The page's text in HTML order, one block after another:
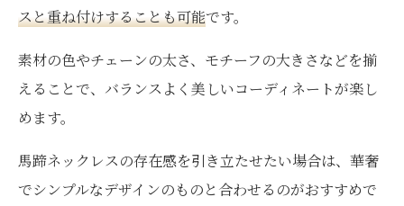
スと重ね付けすることも可能です。
素材の色やチェーンの太さ、モチーフの大きさなどを揃
えることで、バランスよく美しいコーディネートが楽し
めます。
馬蹄ネックレスの存在感を引き立たせたい場合は、華奢
でシンプルなデザインのものと合わせるのがおすすめで